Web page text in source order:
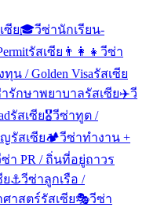
ซีย🎓วีซ่านักเรียน-
รัสเซีย 👨‍👩‍👧 วีซ่า
น / Golden Visaรัสเซีย
รักษาพยาบาลรัสเซีย✈️วี
รัสเซีย🎖️วีซ่าทูต /
ญรัสเซีย🏕️วีซ่าทำงาน +
า PR / ถิ่นที่อยู่ถาวร
ย⚓วีซ่าลูกเรือ /
าสตร์รัสเซีย🎭วีซ่า